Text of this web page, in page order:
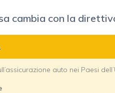
cambia con la
auto nei Paesi